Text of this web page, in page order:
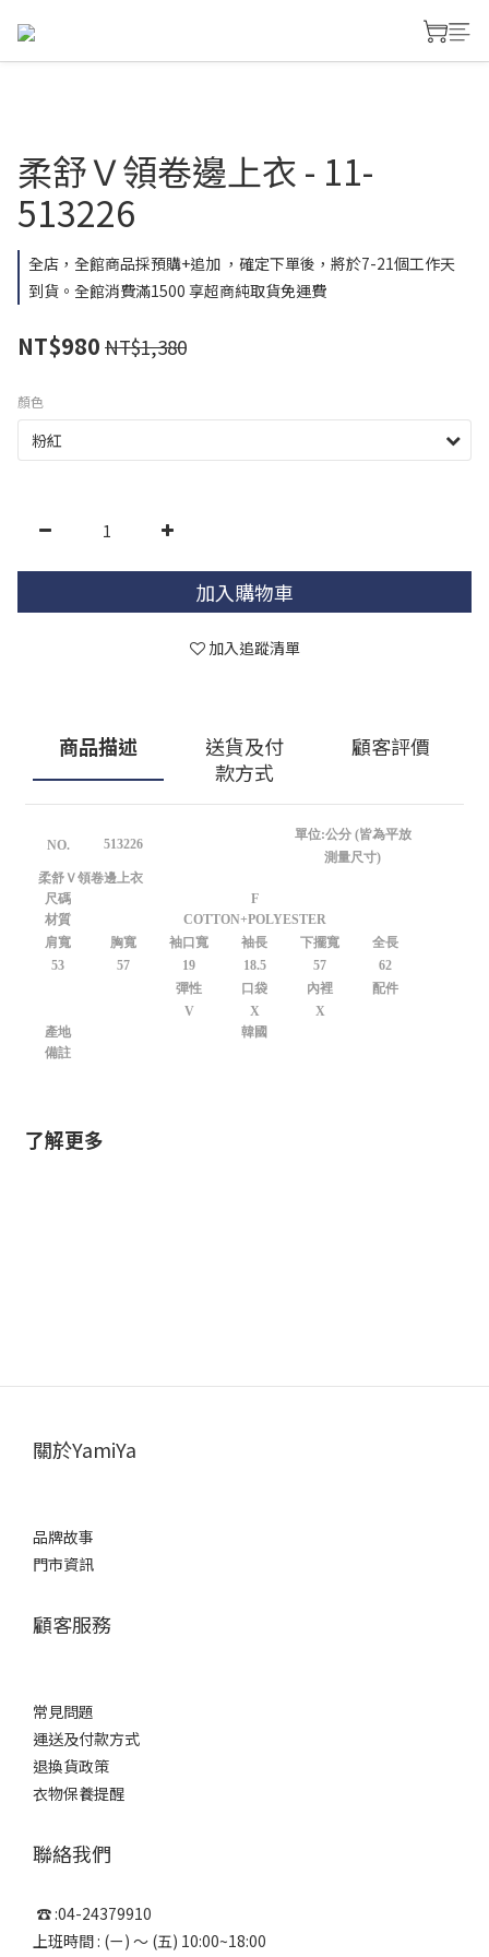
柔舒Ｖ領卷邊上衣 - 11-
513226
全店，全館商品採預購+追加 ，確定下單後，將於7-21個工作天
到貨。全館消費滿1500 享超商純取貨免運費
NT$980 NT$1,380
顏色
加入購物車
加入追蹤清單
商品描述
送貨及付
款方式
顧客評價
NO. 513226
單位:公分 (皆為平放
測量尺寸)
柔舒Ｖ領卷邊上衣
尺碼
F
材質
COTTON+POLYESTER
肩寬
胸寬 袖口寬 袖長 下擺寬
全長
53
57 19 18.5 57
62
彈性
口袋 內裡
配件
V
X
X
產地
韓國
備註
了解更多
關於YamiYa
品牌故事
門市資訊
顧客服務
常見問題
運送及付款方式
退換貨政策
衣物保養提醒
聯絡我們
☎ :04-24379910
上班時間 : (ㄧ) ～ (五) 10:00~18:00